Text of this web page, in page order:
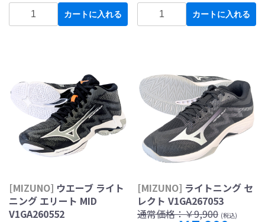
カートに入れる カートに入れる
[MIZUNO] ウエーブ ライト
ニング エリート MID
V1GA260552
[MIZUNO] ライトニング セ
レクト V1GA267053
通常価格：￥9,900 (税込)